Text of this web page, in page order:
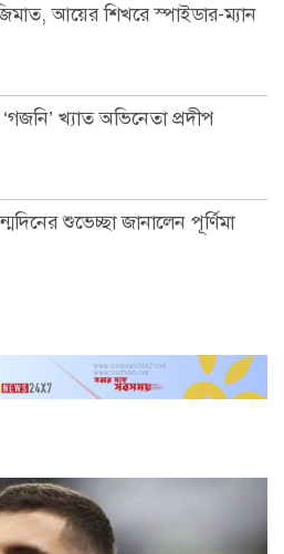
আয়ের শিখরে স্পাইডার-ম্যান
খ্যাত অভিনেতা প্রদীপ
শুভেচ্ছা জানালেন পূর্ণিমা